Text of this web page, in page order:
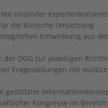
und/oder
die klinische Umsetzung
Entwicklung aus
DGG zur jeweiligen
Fragestellungen mit
gestützter
Kongresse im